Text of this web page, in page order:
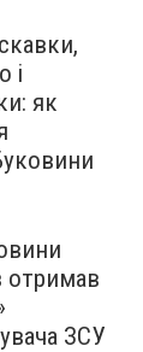
і
як
отримав
ЗСУ